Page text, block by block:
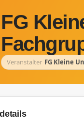
FG
Veranstalter FG Kleine